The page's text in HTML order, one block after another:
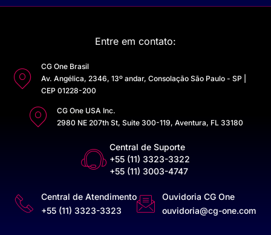
Entre em contato:
CG One Brasil
Av. Angélica, 2346, 13º andar, Consolação São Paulo - SP |
CEP 01228-200
CG One USA Inc.
2980 NE 207th St, Suite 300-119, Aventura, FL 33180
Central de Suporte
+55 (11) 3323-3322
+55 (11) 3003-4747
Central de Atendimento
+55 (11) 3323-3323
Ouvidoria CG One
ouvidoria@cg-one.com